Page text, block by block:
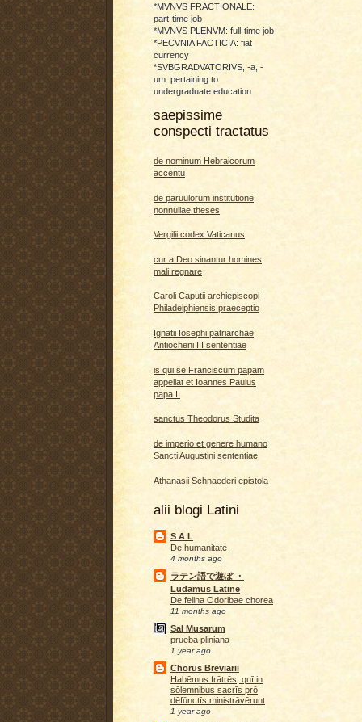
*MVNVS FRACTIONALE:
part-time job
*MVNVS PLENVM: full-time job
*PECVNIA FACTICIA: fiat
currency
*SVBGRADVATORIVS, -a, -
um: pertaining to
undergraduate education
saepissime
conspecti tractatus
de nominum Hebraicorum
accentu
de paruulorum institutione
nonnullae theses
Vergilii codex Vaticanus
cur a Deo sinantur homines
mali regnare
Caroli Caputii archiepiscopi
Philadelphiensis praeceptio
Ignatii Iosephi patriarchae
Antiocheni III sententiae
is qui se Franciscum papam
appellat et Ioannes Paulus
papa II
sanctus Theodorus Studita
de imperio et genere humano
Sancti Augustini sententiae
Athanasii Schnaederi epistola
alii blogi Latini
S A L
De humanitate
4 months ago
ラテン語で遊ぼ ・
Ludamus Latine
De felina Odoribae chorea
11 months ago
Sal Musarum
prueba pliniana
1 year ago
Chorus Breviarii
Habēmus frātrēs, quī in
sōlemnibus sacrīs prō
dēfūnctīs ministrāvērunt
1 year ago